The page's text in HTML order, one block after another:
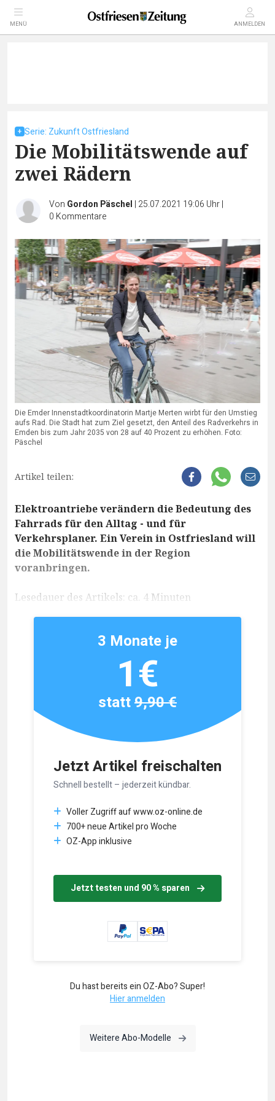
MENÜ ANMELDEN
Serie: Zukunft Ostfriesland
Die Mobilitätswende auf
zwei Rädern
Von Gordon Päschel | 25.07.2021 19:06 Uhr|
0 Kommentare
Die Emder Innenstadtkoordinatorin Martje Merten wirbt für den Umstieg
aufs Rad. Die Stadt hat zum Ziel gesetzt, den Anteil des Radverkehrs in
Emden bis zum Jahr 2035 von 28 auf 40 Prozent zu erhöhen. Foto:
Päschel
Artikel teilen:
Elektroantriebe verändern die Bedeutung des
Fahrrads für den Alltag - und für
Verkehrsplaner. Ein Verein in Ostfriesland will
die Mobilitätswende in der Region
voranbringen.
Lesedauer des Artikels: ca. 4 Minuten
Jetzt Artikel freischalten
Schnell bestellt – jederzeit kündbar.
Voller Zugriff auf www.oz-online.de
700+ neue Artikel pro Woche
OZ-App inklusive
Jetzt testen und 90 % sparen
3 Monate je
1€
statt9,90 €
Du hast bereits ein OZ-Abo? Super!
Hier anmelden
Weitere Abo-Modelle